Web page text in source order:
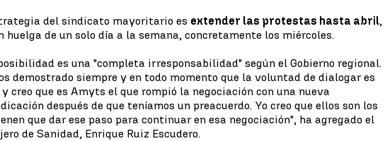
del sindicato mayoritario es extender las protestas hasta abril,
huelga de un solo día a la semana, concretamente los miércoles.
es una "completa irresponsabilidad" según el Gobierno regional.
demostrado siempre y en todo momento que la voluntad de dialogar es
creo que es Amyts el que rompió la negociación con una nueva
después de que teníamos un preacuerdo. Yo creo que ellos son los
que dar ese paso para continuar en esa negociación", ha agregado el
de Sanidad, Enrique Ruiz Escudero.